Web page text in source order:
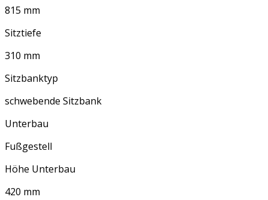
815 mm
Sitztiefe
310 mm
Sitzbanktyp
schwebende Sitzbank
Unterbau
Fußgestell
Höhe Unterbau
420 mm